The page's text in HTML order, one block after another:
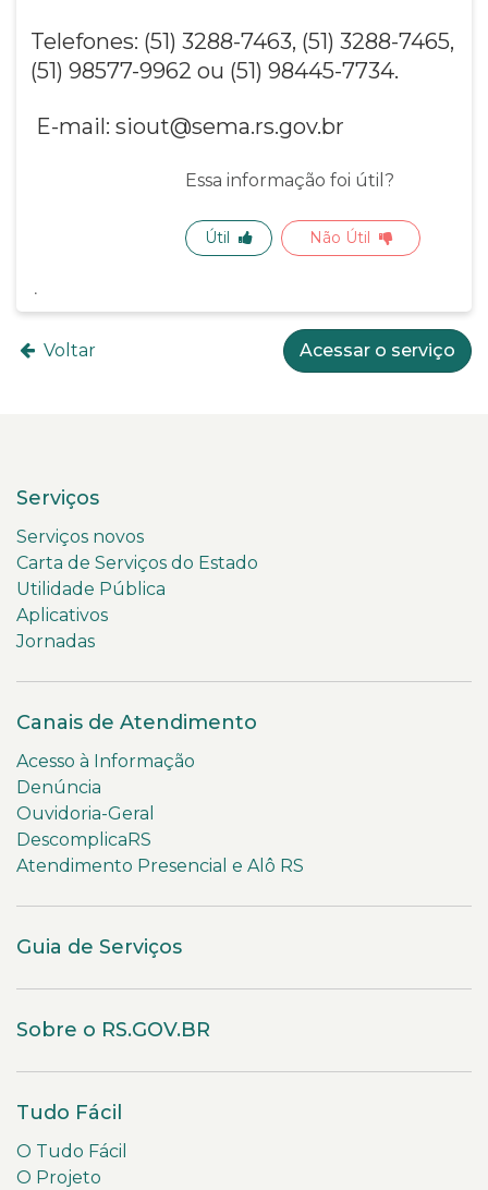
Telefones: (51) 3288-7463, (51) 3288-7465,
(51) 98577-9962 ou (51) 98445-7734.
E-mail: siout@sema.rs.gov.br
Essa informação foi útil?
Útil Não Útil
Voltar Acessar o serviço
Serviços
Serviços novos
Carta de Serviços do Estado
Utilidade Pública
Aplicativos
Jornadas
Canais de Atendimento
Acesso à Informação
Denúncia
Ouvidoria-Geral
DescomplicaRS
Atendimento Presencial e Alô RS
Guia de Serviços
Sobre o RS.GOV.BR
Tudo Fácil
O Tudo Fácil
O Projeto